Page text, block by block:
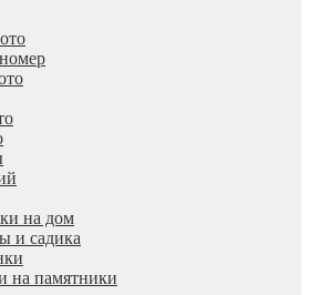
на дом
и садика
на памятники